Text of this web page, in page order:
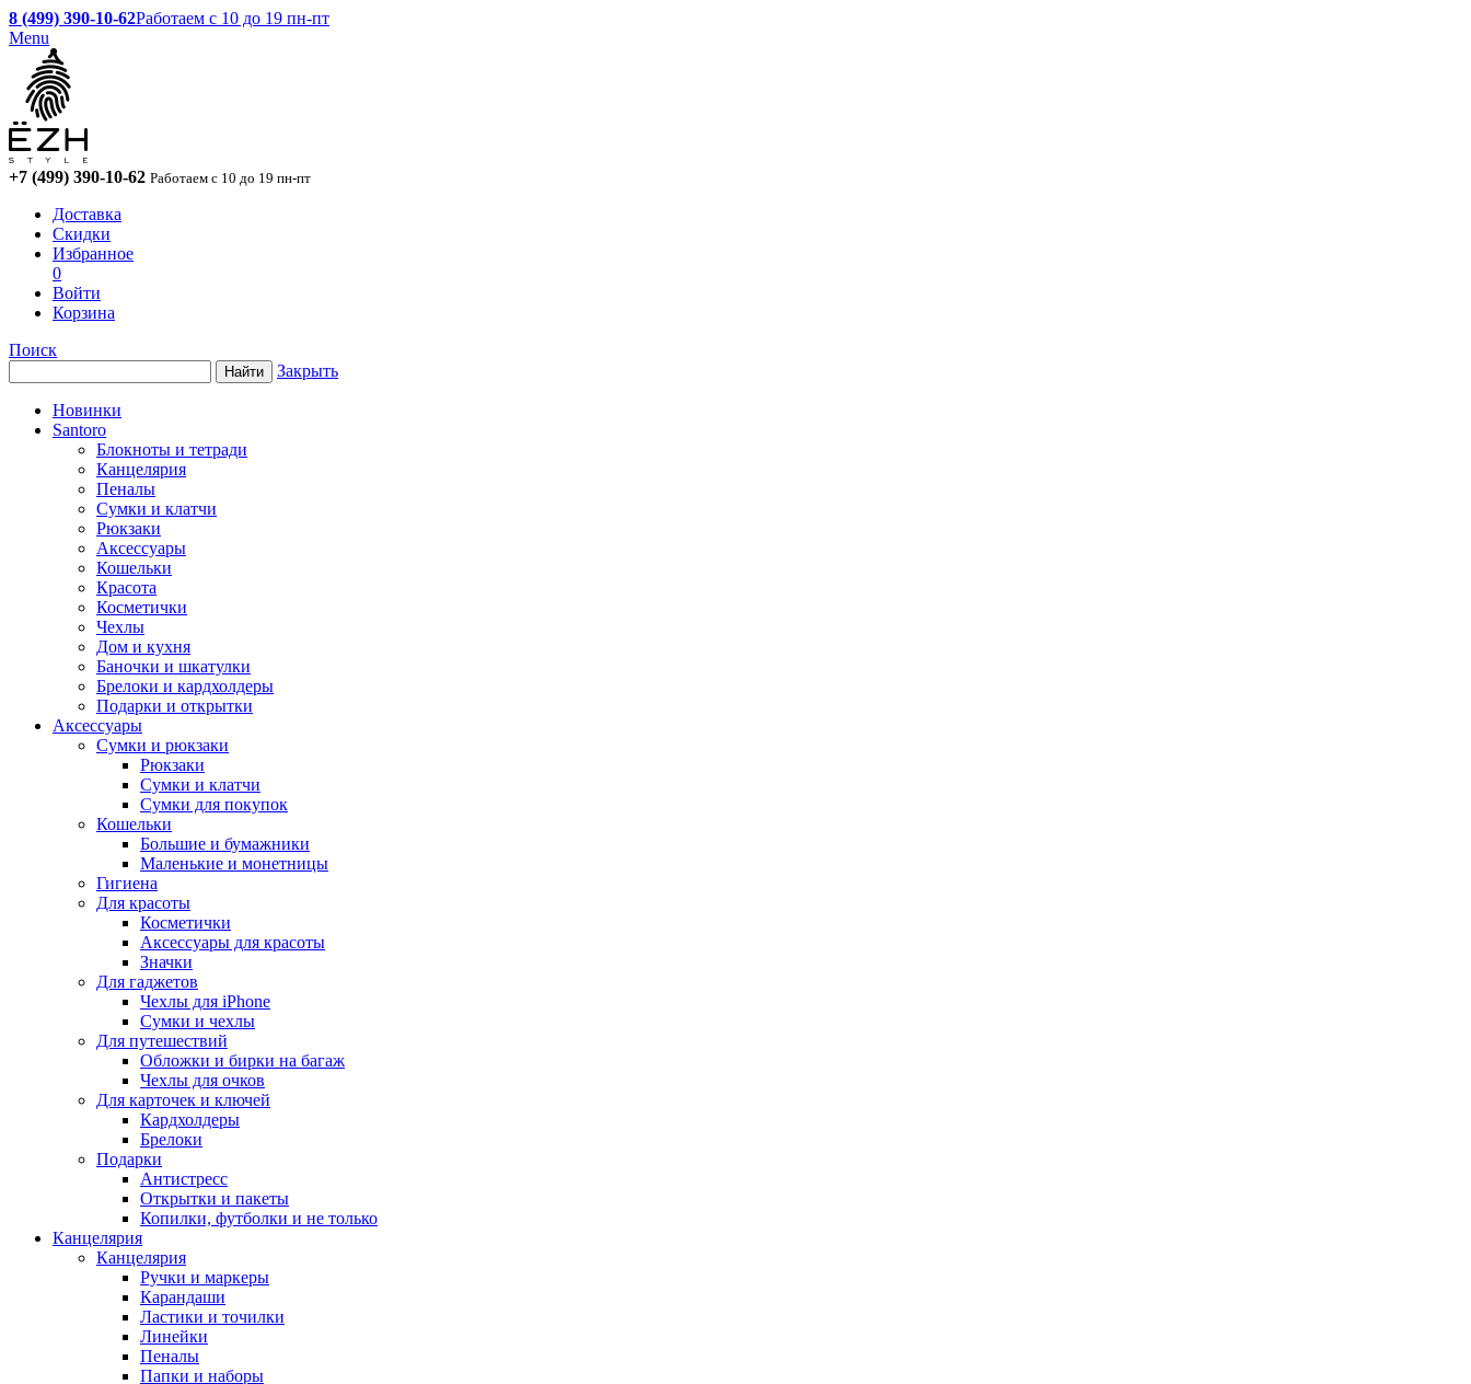
8 (499) 390-10-62Работаем с 10 до 19 пн-пт
Menu
+7 (499) 390-10-62 Работаем с 10 до 19 пн-пт
Доставка
Скидки
Избранное
0
Войти
Корзина
Поиск
Закрыть
Новинки
Santoro
Блокноты и тетради
Канцелярия
Пеналы
Сумки и клатчи
Рюкзаки
Аксессуары
Кошельки
Красота
Косметички
Чехлы
Дом и кухня
Баночки и шкатулки
Брелоки и кардхолдеры
Подарки и открытки
Аксессуары
Сумки и рюкзаки
Рюкзаки
Сумки и клатчи
Сумки для покупок
Кошельки
Большие и бумажники
Маленькие и монетницы
Гигиена
Для красоты
Косметички
Аксессуары для красоты
Значки
Для гаджетов
Чехлы для iPhone
Сумки и чехлы
Для путешествий
Обложки и бирки на багаж
Чехлы для очков
Для карточек и ключей
Кардхолдеры
Брелоки
Подарки
Антистресс
Открытки и пакеты
Копилки, футболки и не только
Канцелярия
Канцелярия
Ручки и маркеры
Карандаши
Ластики и точилки
Линейки
Пеналы
Папки и наборы